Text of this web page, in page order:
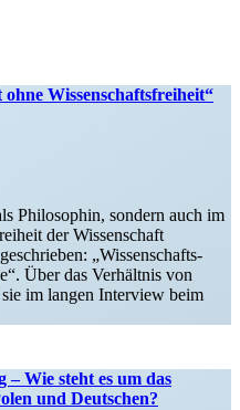
Wissenschaftsfreiheit“
Philo­sophin, sondern auch im
der Wissen­schaft
„Wissen­schafts­
Über das Verhältnis von
im langen Interview beim
Wie steht es um das
und Deutschen?